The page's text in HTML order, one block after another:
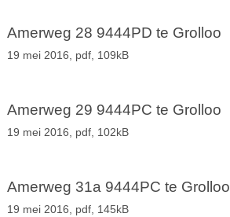
Amerweg 28 9444PD te Grolloo
19 mei 2016, pdf, 109kB
Amerweg 29 9444PC te Grolloo
19 mei 2016, pdf, 102kB
Amerweg 31a 9444PC te Grolloo
19 mei 2016, pdf, 145kB